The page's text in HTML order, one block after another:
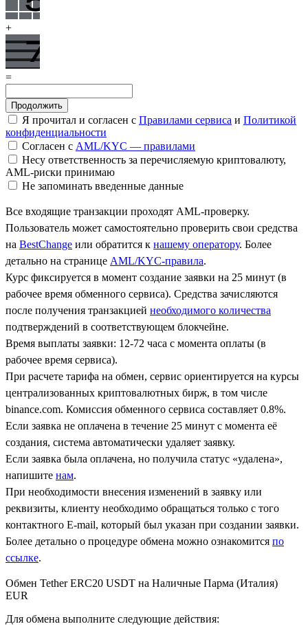
+
=
Я прочитал и согласен с Правилами сервиса и Политикой
конфиденциальности
Согласен с AML/KYC — правилами
Несу ответственность за перечисляемую криптовалюту,
AML-риски принимаю
Не запоминать введенные данные
Все входящие транзакции проходят AML-проверку.
Пользователь может самостоятельно проверить свои средства
на BestChange или обратится к нашему оператору. Более
детально на странице AML/KYC-правила.
Курс фиксируется в момент создание заявки на 25 минут (в
рабочее время обменного сервиса). Средства зачисляются
после получения транзакцией необходимого количества
подтверждений в соответствующем блокчейне.
Время выплаты заявки: 12-72 часа с момента оплаты (в
рабочее время сервиса).
При расчете тарифа на обмен, сервис ориентируется на курсы
централизованных криптовалютных бирж, в том числе
binance.com. Комиссия обменного сервиса составляет 0.8%.
Если заявка не оплачена в течение 25 минут с момента её
создания, система автоматически удаляет заявку.
Если заявка была оплачена, но получила статус «удалена»,
напишите нам.
При необходимости внесения изменений в заявку или
реквизиты, клиенту необходимо обращаться только с того
контактного Е-mail, который был указан при создании заявки.
Более детально о процедуре обмена можно ознакомится по
ссылке.
Обмен Tether ERC20 USDT на Наличные Парма (Италия)
EUR
Для обмена выполните следующие действия: